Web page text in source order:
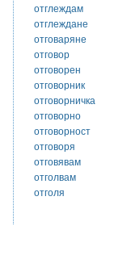
отглеждам
отглеждане
отговаряне
отговор
отговорен
отговорник
отговорничка
отговорно
отговорност
отговоря
отговявам
отголвам
отголя